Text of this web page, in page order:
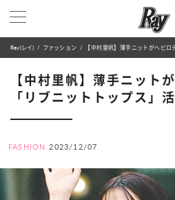
Ray(レイ) ファッション 【中村里帆】薄手ニットがヘビ
【中村里帆】薄手ニット
「リブニットトップス」
FASHION 2023/12/07